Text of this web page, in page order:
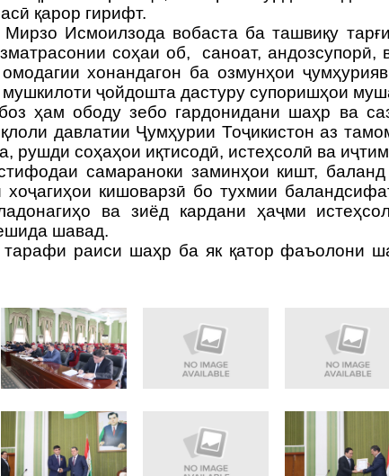
қарор гирифт.
Исмоилзода вобаста ба ташвиқу
соҳаи об,
саноат, андозсупорӣ,
хонандагон ба озмунҳои
ҷойдошта дастуру супоришҳои
ҳам ободу зебо гардонидани шаҳр ва
давлатии Ҷумҳурии Тоҷикистон аз
рушди соҳаҳои иқтисодӣ, истеҳсолӣ ва
самараноки заминҳои кишт,
кишоварзӣ бо тухмии
ва зиёд кардани ҳаҷми
шавад.
раиси шаҳр ба як қатор фаъолони